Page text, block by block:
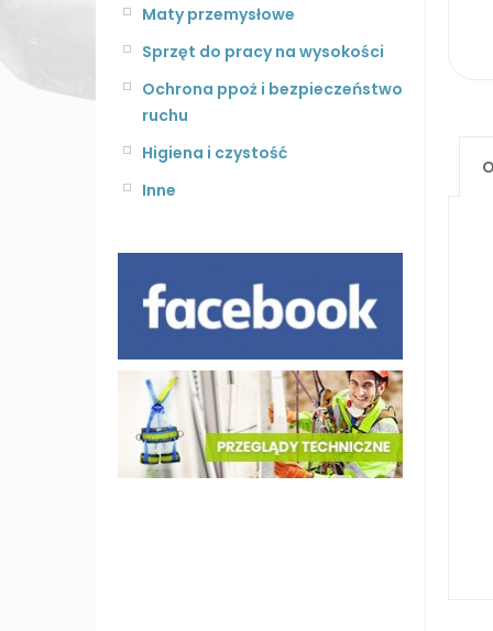
Maty przemysłowe
Sprzęt do pracy na wysokości
Ochrona ppoż i bezpieczeństwo
ruchu
Higiena i czystość
Inne